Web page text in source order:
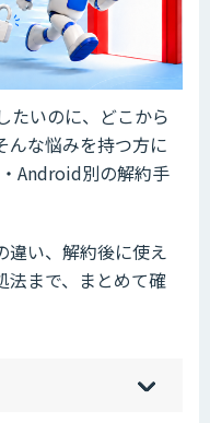
たいのに、どこから
んな悩みを持つ方に
Android別の解約手
違い、解約後に使え
法まで、まとめて確
hi
]
sh
]